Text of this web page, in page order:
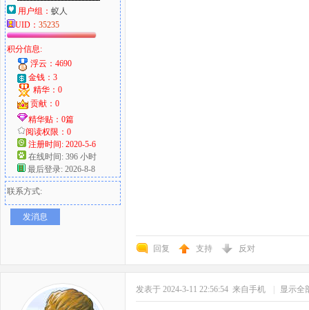
用户组： 蚁人
UID： 35235
积分信息:
浮云：4690
金钱：3
精华：0
贡献：0
精华贴：0篇
阅读权限：0
注册时间: 2020-5-6
在线时间: 396 小时
最后登录: 2026-8-8
联系方式:
发消息
回复 支持 反对
发表于 2024-3-11 22:56:54 来自手机 显示全